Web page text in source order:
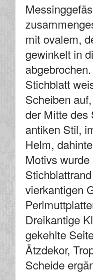
mit ovalem,
gewinkelt in
Stichblatt
Scheiben
der Mitte des
antiken Stil,
Helm,
Motivs
vierkantigen
Dreikantige
gekehlte
Ätzdekor,
Scheide